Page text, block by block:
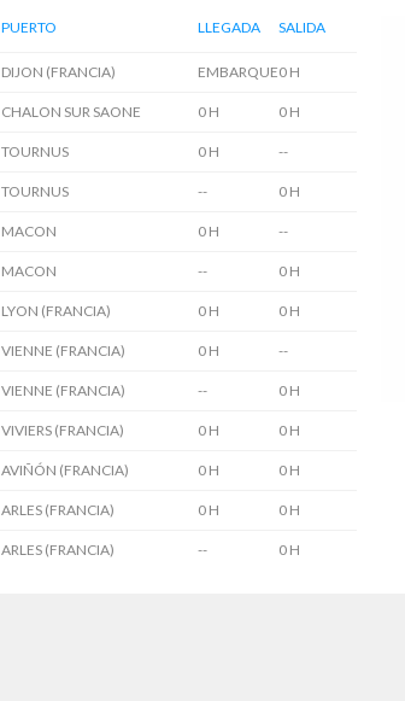
PUERTO LLEGADA SALIDA
DIJON (FRANCIA) EMBARQUE0 H
CHALON SUR SAONE 0 H 0 H
TOURNUS 0 H --
TOURNUS -- 0 H
MACON 0 H --
MACON -- 0 H
LYON (FRANCIA) 0 H 0 H
VIENNE (FRANCIA) 0 H --
VIENNE (FRANCIA) -- 0 H
VIVIERS (FRANCIA) 0 H 0 H
AVIÑÓN (FRANCIA) 0 H 0 H
ARLES (FRANCIA) 0 H 0 H
ARLES (FRANCIA) -- 0 H